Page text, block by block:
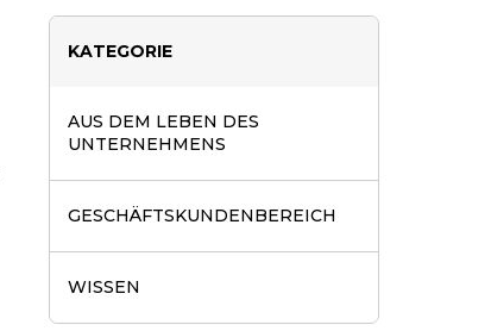
KATEGORIE
AUS DEM LEBEN DES
UNTERNEHMENS
GESCHÄFTSKUNDENBEREICH
WISSEN